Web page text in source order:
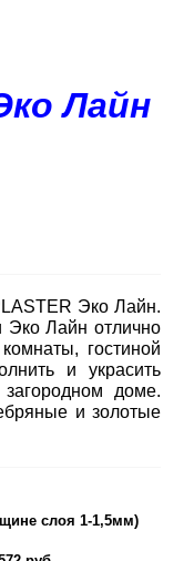
Лайн
Эко Лайн.
Эко Лайн отлично
гостиной
и украсить
доме.
и золотые
слоя 1-1,5мм)